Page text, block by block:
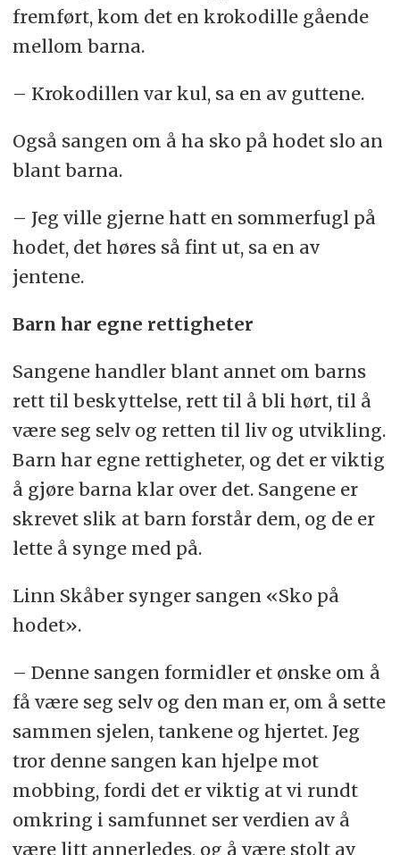
fremført, kom det en krokodille gående
mellom barna.
– Krokodillen var kul, sa en av guttene.
Også sangen om å ha sko på hodet slo an
blant barna.
– Jeg ville gjerne hatt en sommerfugl på
hodet, det høres så fint ut, sa en av
jentene.
Barn har egne rettigheter
Sangene handler blant annet om barns
rett til beskyttelse, rett til å bli hørt, til å
være seg selv og retten til liv og utvikling.
Barn har egne rettigheter, og det er viktig
å gjøre barna klar over det. Sangene er
skrevet slik at barn forstår dem, og de er
lette å synge med på.
Linn Skåber synger sangen «Sko på
hodet».
– Denne sangen formidler et ønske om å
få være seg selv og den man er, om å sette
sammen sjelen, tankene og hjertet. Jeg
tror denne sangen kan hjelpe mot
mobbing, fordi det er viktig at vi rundt
omkring i samfunnet ser verdien av å
være litt annerledes, og å være stolt av